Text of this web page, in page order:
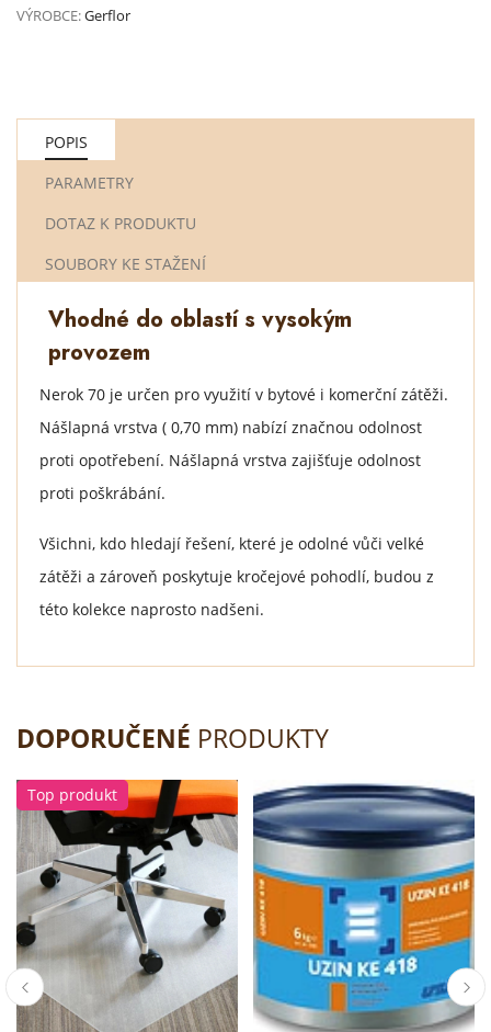
VÝROBCE:Gerflor
POPIS
PARAMETRY
DOTAZ K PRODUKTU
SOUBORY KE STAŽENÍ
Vhodné do oblastí s vysokým
provozem
Nerok 70 je určen pro využití v bytové i komerční zátěži.
Nášlapná vrstva ( 0,70 mm) nabízí značnou odolnost
proti opotřebení. Nášlapná vrstva zajišťuje odolnost
proti poškrábání.
Všichni, kdo hledají řešení, které je odolné vůči velké
zátěži a zároveň poskytuje kročejové pohodlí, budou z
této kolekce naprosto nadšeni.
DOPORUČENÉ PRODUKTY
Top produkt